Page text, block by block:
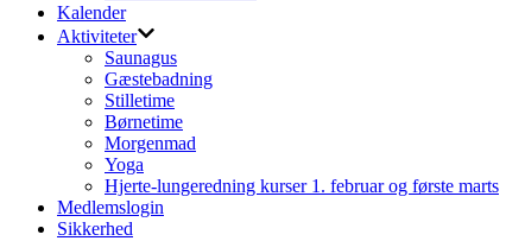
Kalender
Aktiviteter
Saunagus
Gæstebadning
Stilletime
Børnetime
Morgenmad
Yoga
Hjerte-lungeredning kurser 1. februar og første marts
Medlemslogin
Sikkerhed